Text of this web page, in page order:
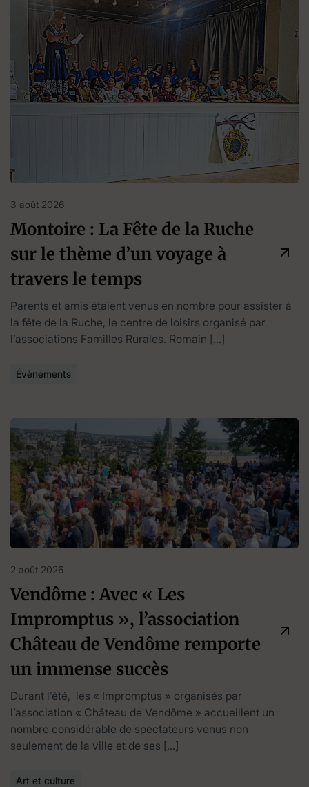
3 août 2026
Montoire : La Fête de la Ruche
sur le thème d’un voyage à
travers le temps
Parents et amis étaient venus en nombre pour assister à
la fête de la Ruche, le centre de loisirs organisé par
l’associations Familles Rurales. Romain […]
Évènements
2 août 2026
Vendôme : Avec « Les
Impromptus », l’association
Château de Vendôme remporte
un immense succès
Durant l’été, les « Impromptus » organisés par
l’association « Château de Vendôme » accueillent un
nombre considérable de spectateurs venus non
seulement de la ville et de ses […]
Art et culture